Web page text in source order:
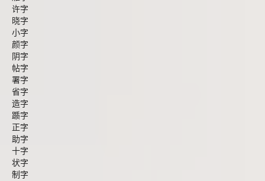
许字
晓字
小字
颜字
阴字
帖字
署字
省字
造字
踬字
正字
助字
十字
状字
制字